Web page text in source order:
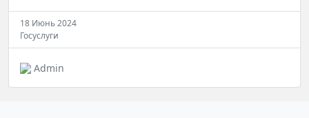
18 Июнь 2024
Госуслуги
Admin